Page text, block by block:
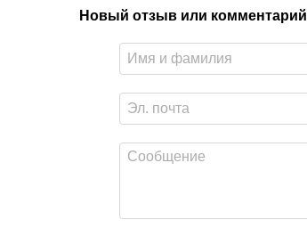
Новый отзыв или комментарий